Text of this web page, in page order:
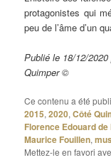
protagonistes qui
peu de l’âme d’un
Publié le 18/12/
Quimper ©
Ce contenu a été
2015,2020,Côté
Florence Edouard
Maurice Fouillen,
Mettez-le en favori